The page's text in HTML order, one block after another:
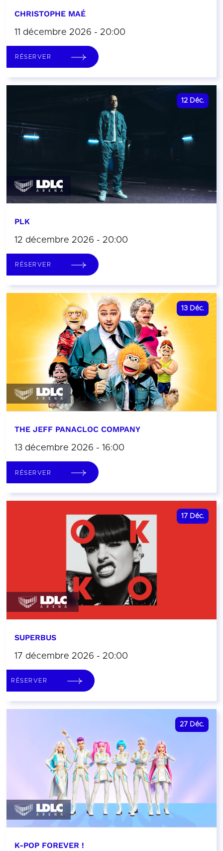
CHRISTOPHE MAÉ
11 décembre 2026 - 20:00
RÉSERVER
12 Déc.
PLK
12 décembre 2026 - 20:00
RÉSERVER
13 Déc.
THE JEFF PANACLOC COMPANY
13 décembre 2026 - 16:00
RÉSERVER
17 Déc.
SUPERBUS
17 décembre 2026 - 20:00
RÉSERVER
27 Déc.
K-POP FOREVER !